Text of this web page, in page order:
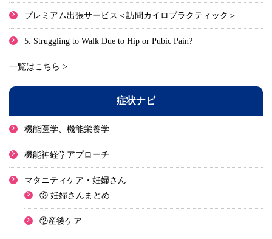
プレミアム出張サービス＜訪問カイロプラクティック＞
5. Struggling to Walk Due to Hip or Pubic Pain?
一覧はこちら >
症状ナビ
機能医学、機能栄養学
機能神経学アプローチ
マタニティケア・妊婦さん
⑬ 妊婦さんまとめ
⑫産後ケア